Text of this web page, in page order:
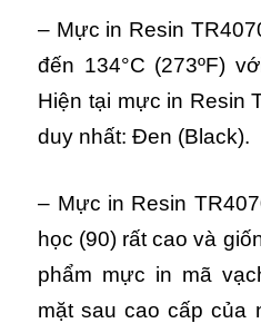
– Mực in Resin
đến 134°C (273ºF)
Hiện tại mực in Resin
duy nhất: Đen (Black).
– Mực in Resin
học (90) rất cao và
phẩm mực in mã
mặt sau cao cấp của